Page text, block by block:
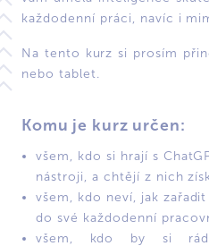
každodenní práci, navíc i
Na tento kurz si prosím
nebo tablet.
Komu je kurz určen:
všem, kdo si hrají s
nástroji, a chtějí z nich
všem, kdo neví, jak
do své každodenní
všem, kdo by si